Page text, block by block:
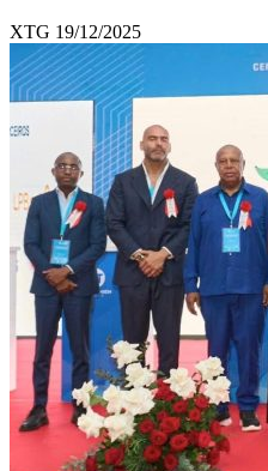
XTG 19/12/2025